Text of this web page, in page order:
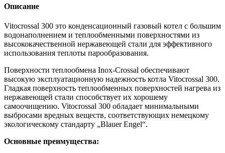
Описание
Vitocrossal 300 это конденсационный газовый котел с большим
водонаполнением и теплообменными поверхностями из
высококачественной нержавеющей стали для эффективного
использования теплоты парообразования.
Поверхности теплообмена Inox-Crossal обеспечивают
высокую эксплуатационную надежность котла Vitocrossal 300.
Гладкая поверхность теплообменных поверхностей нагрева из
нержавеющей стали способствует их хорошему
самоочищению. Vitocrossal 300 обладает минимальными
выбросами вредных веществ, соответствующих немецкому
экологическому стандарту „Blauer Engel“.
Основные преимущества: